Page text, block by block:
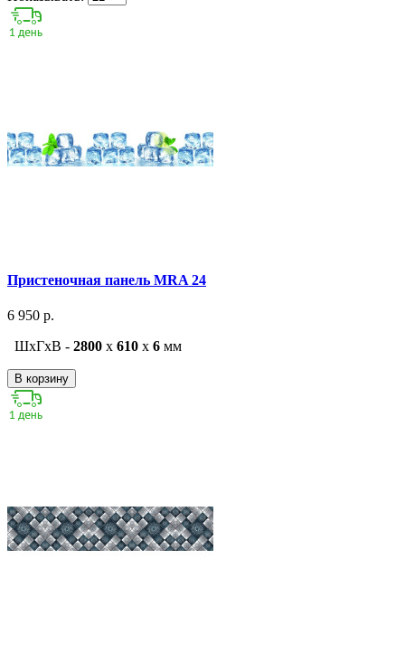
Пристеночная панель MRA 24
6 950 р.
ШxГxВ - 2800 x 610 x 6 мм
В корзину